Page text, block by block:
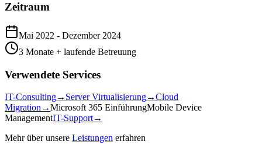
Zeitraum
Mai 2022 - Dezember 2024
3 Monate + laufende Betreuung
Verwendete Services
IT-Consulting→ Server Virtualisierung→Cloud
Migration →Microsoft 365 EinführungMobile Device
ManagementIT-Support→
Mehr über unsere Leistungen erfahren